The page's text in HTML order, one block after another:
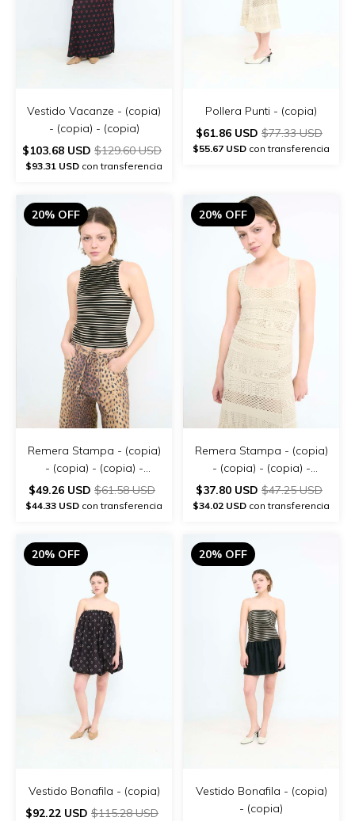
Vestido Vacanze - (copia)
- (copia) - (copia)
$103.68 USD $129.60 USD
$93.31 USD con transferencia
Pollera Punti - (copia)
$61.86 USD $77.33 USD
$55.67 USD con transferencia
20% OFF
Remera Stampa - (copia)
- (copia) - (copia) -
(copia) - (copia)
$49.26 USD $61.58 USD
$44.33 USD con transferencia
20% OFF
Remera Stampa - (copia)
- (copia) - (copia) -
(copia) - (copia) - (copia)
$37.80 USD $47.25 USD
$34.02 USD con transferencia
20% OFF
Vestido Bonafila - (copia)
$92.22 USD $115.28 USD
20% OFF
Vestido Bonafila - (copia)
- (copia)